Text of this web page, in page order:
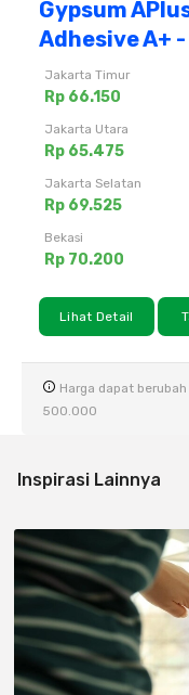
Gypsum
Adhesive A+
Jakarta Timur
Rp 66.150
Jakarta Utara
Rp 65.475
Jakarta Selatan
Rp 69.525
Bekasi
Rp 70.200
Lihat Detail
Harga dapat
500.000
Inspirasi Lainnya